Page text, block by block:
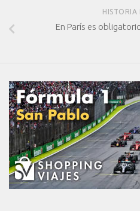
HISTORIA
En París es